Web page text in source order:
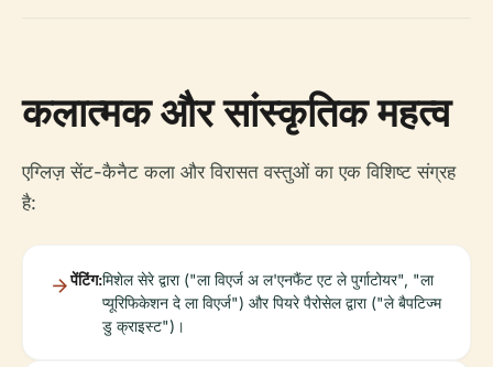
कलात्मक और सांस्कृतिक महत्व
एग्लिज़ सेंट-कैनैट कला और विरासत वस्तुओं का एक विशिष्ट संग्रह
है:
पेंटिंग:मिशेल सेरे द्वारा ("ला विएर्ज अ ल'एनफैंट एट ले पुर्गाटोयर", "ला
प्यूरिफिकेशन दे ला विएर्ज") और पियरे पैरोसेल द्वारा ("ले बैपटिज्म
डु क्राइस्ट")।